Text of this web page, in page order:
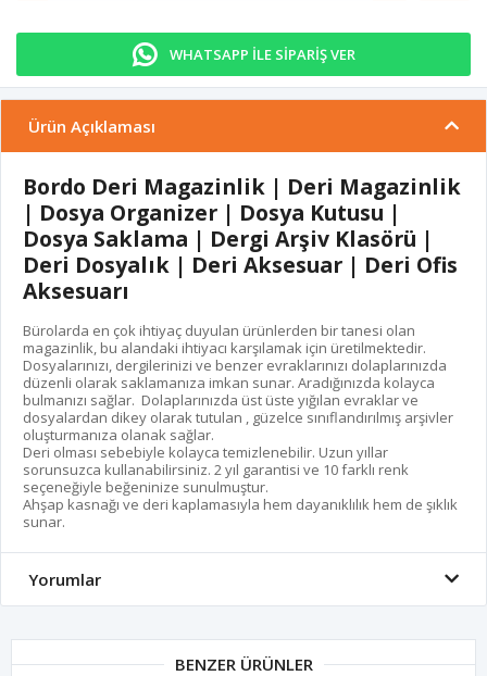
WHATSAPP İLE SİPARİŞ VER
Ürün Açıklaması
Bordo Deri Magazinlik | Deri Magazinlik
| Dosya Organizer | Dosya Kutusu |
Dosya Saklama | Dergi Arşiv Klasörü |
Deri Dosyalık | Deri Aksesuar | Deri Ofis
Aksesuarı
Bürolarda en çok ihtiyaç duyulan ürünlerden bir tanesi olan
magazinlik, bu alandaki ihtiyacı karşılamak için üretilmektedir.
Dosyalarınızı, dergilerinizi ve benzer evraklarınızı dolaplarınızda
düzenli olarak saklamanıza imkan sunar. Aradığınızda kolayca
bulmanızı sağlar. Dolaplarınızda üst üste yığılan evraklar ve
dosyalardan dikey olarak tutulan , güzelce sınıflandırılmış arşivler
oluşturmanıza olanak sağlar.
Deri olması sebebiyle kolayca temizlenebilir. Uzun yıllar
sorunsuzca kullanabilirsiniz. 2 yıl garantisi ve 10 farklı renk
seçeneğiyle beğeninize sunulmuştur.
Ahşap kasnağı ve deri kaplamasıyla hem dayanıklılık hem de şıklık
sunar.
Yorumlar
BENZER ÜRÜNLER